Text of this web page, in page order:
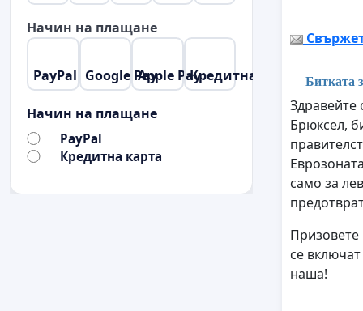
Битката
Брюксел,
само за
Призовете
се
наша!
Начин на плащане
PayPal Google PayApple PayКредитна карта
Начин на плащане
PayPal
Кредитна карта